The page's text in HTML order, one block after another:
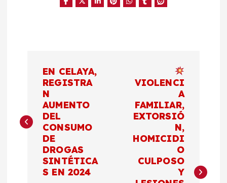
v
e
EN CELAYA,
REGISTRA
N
AUMENTO
DEL
CONSUMO
DE
DROGAS
SINTÉTICA
S EN 2024
VIOLENCI
A
FAMILIAR,
EXTORSIÓ
N,
HOMICIDI
O
CULPOSO
Y